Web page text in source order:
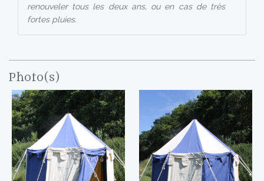
renouveler tous les deux ans, ou en cas de très
fortes pluies.
Photo(s)